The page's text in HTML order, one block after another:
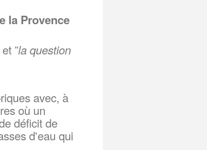
la Provence
et ”la question
avec, à
où un
déficit de
d'eau qui